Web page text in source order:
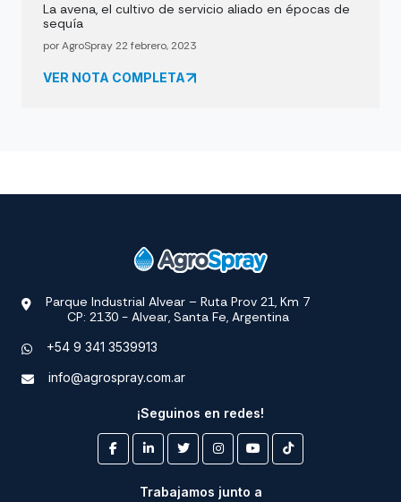
La avena, el cultivo de servicio aliado en épocas de
sequía
por AgroSpray 22 febrero, 2023
VER NOTA COMPLETA
Parque Industrial Alvear – Ruta Prov 21, Km 7
CP: 2130 - Alvear, Santa Fe, Argentina
+54 9 341 3539913
info@agrospray.com.ar
¡Seguinos en redes!
Trabajamos junto a